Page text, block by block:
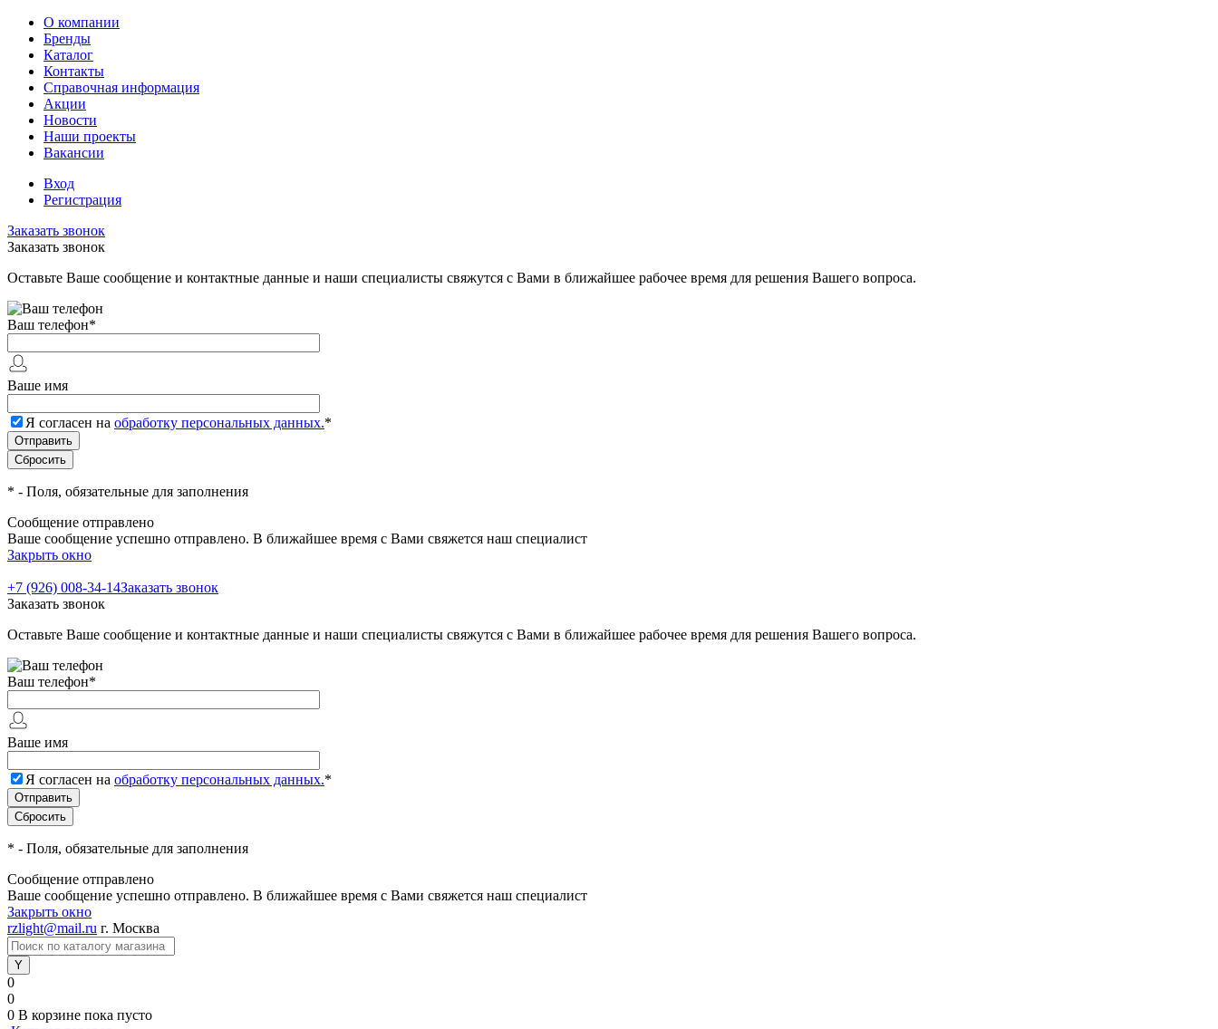
О компании
Бренды
Каталог
Контакты
Справочная информация
Акции
Новости
Наши проекты
Вакансии
Вход
Регистрация
Заказать звонок
Заказать звонок
Оставьте Ваше сообщение и контактные данные и наши специалисты свяжутся с Вами в ближайшее рабочее время для решения Вашего вопроса.
Ваш телефон*
Ваше имя
Я согласен на обработку персональных данных.*
* - Поля, обязательные для заполнения
Сообщение отправлено
Ваше сообщение успешно отправлено. В ближайшее время с Вами свяжется наш специалист
Закрыть окно
+7 (926) 008-34-14Заказать звонок
Заказать звонок
Оставьте Ваше сообщение и контактные данные и наши специалисты свяжутся с Вами в ближайшее рабочее время для решения Вашего вопроса.
Ваш телефон*
Ваше имя
Я согласен на обработку персональных данных.*
* - Поля, обязательные для заполнения
Сообщение отправлено
Ваше сообщение успешно отправлено. В ближайшее время с Вами свяжется наш специалист
Закрыть окно
rzlight@mail.ru г. Москва
0
0
0 В корзине пока пусто